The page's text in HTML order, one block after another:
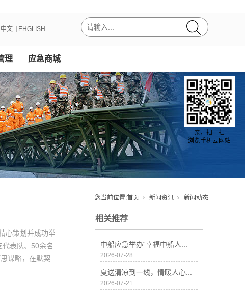
EHGLISH
中文
理 应急商城
您当前位置:首页 新闻资讯 新闻动态
心策划并成功举
代表队、50余名
谋略，在默契
相关推荐
中船应急举办“幸福中船人...
2026-07-28
夏送清凉到一线，情暖人心...
2026-07-21
亲，扫一扫
浏览手机云网站